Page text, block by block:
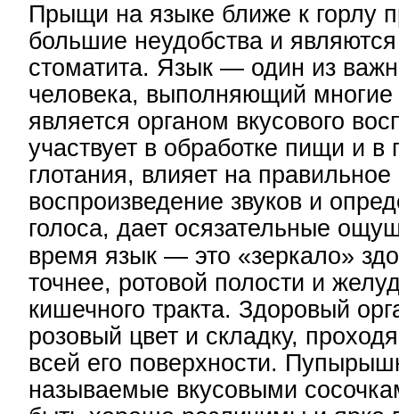
Прыщи на языке ближе к горлу
большие неудобства и
стоматита. Язык — один из
человека, выполняющий
является органом вкусового
участвует в обработке пищи и в
глотания, влияет на правильное
воспроизведение звуков и
голоса, дает осязательные
время язык — это «зеркало»
точнее, ротовой полости и
кишечного тракта. Здоровый
розовый цвет и складку,
всей его поверхности.
называемые вкусовыми